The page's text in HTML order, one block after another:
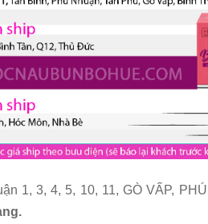
1, 3, 4, 5, 10, 11, GÒ VẤP,